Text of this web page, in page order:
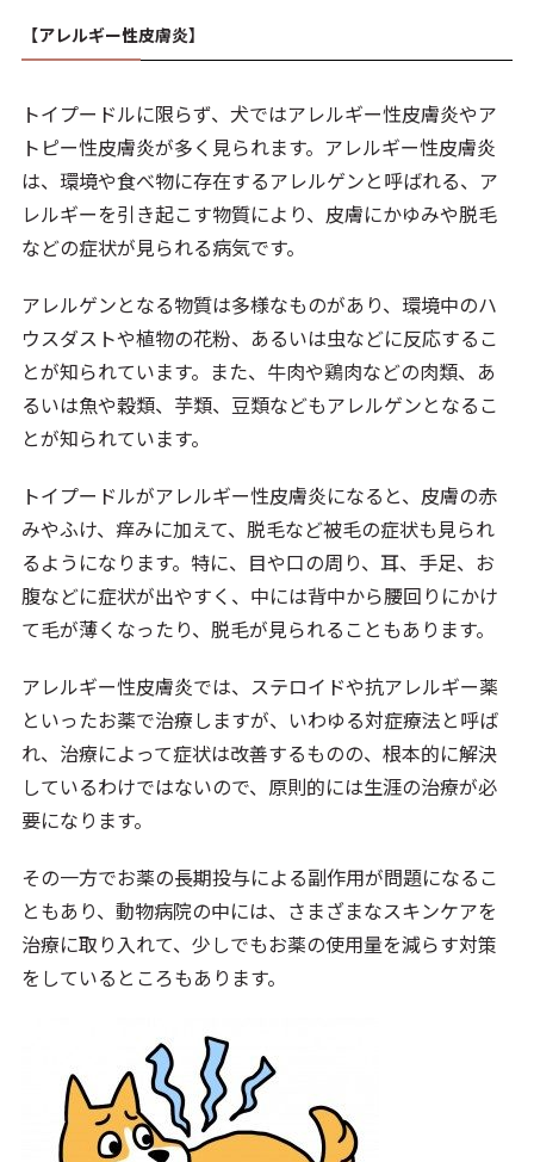
【アレルギー性皮膚炎】
トイプードルに限らず、犬ではアレルギー性皮膚炎やア
トピー性皮膚炎が多く見られます。アレルギー性皮膚炎
は、環境や食べ物に存在するアレルゲンと呼ばれる、ア
レルギーを引き起こす物質により、皮膚にかゆみや脱毛
などの症状が見られる病気です。
アレルゲンとなる物質は多様なものがあり、環境中のハ
ウスダストや植物の花粉、あるいは虫などに反応するこ
とが知られています。また、牛肉や鶏肉などの肉類、あ
るいは魚や穀類、芋類、豆類などもアレルゲンとなるこ
とが知られています。
トイプードルがアレルギー性皮膚炎になると、皮膚の赤
みやふけ、痒みに加えて、脱毛など被毛の症状も見られ
るようになります。特に、目や口の周り、耳、手足、お
腹などに症状が出やすく、中には背中から腰回りにかけ
て毛が薄くなったり、脱毛が見られることもあります。
アレルギー性皮膚炎では、ステロイドや抗アレルギー薬
といったお薬で治療しますが、いわゆる対症療法と呼ば
れ、治療によって症状は改善するものの、根本的に解決
しているわけではないので、原則的には生涯の治療が必
要になります。
その一方でお薬の長期投与による副作用が問題になるこ
ともあり、動物病院の中には、さまざまなスキンケアを
治療に取り入れて、少しでもお薬の使用量を減らす対策
をしているところもあります。